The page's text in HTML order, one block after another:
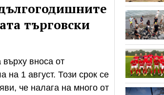
търговски
вноса от
на 1 август. Този срок се
че налага на много от